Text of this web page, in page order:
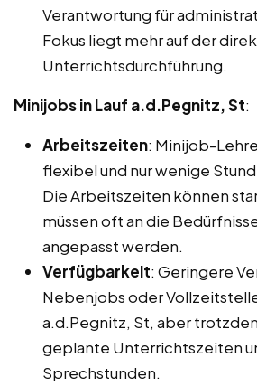
Verantwortung für
Fokus liegt mehr auf der
Unterrichtsdurchführung.
Minijobs in Lauf a.d.Pegnitz, St:
Arbeitszeiten: Minijob-
flexibel und nur wenige
Die Arbeitszeiten können
müssen oft an die
angepasst werden.
Verfügbarkeit: Geringere
Nebenjobs oder
a.d.Pegnitz, St, aber
geplante Unterrichtszeiten
Sprechstunden.